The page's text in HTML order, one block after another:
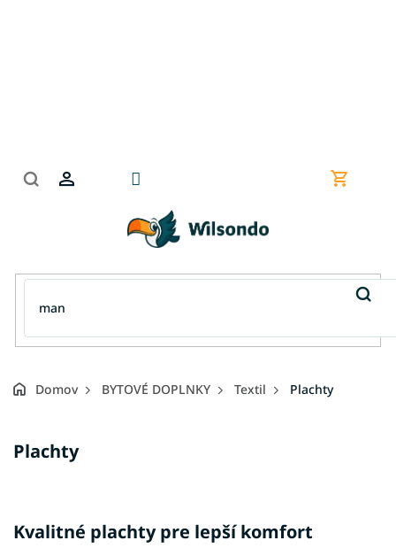
Domov BYTOVÉ DOPLNKY Textil Plachty
Plachty
Kvalitné plachty pre lepší komfort